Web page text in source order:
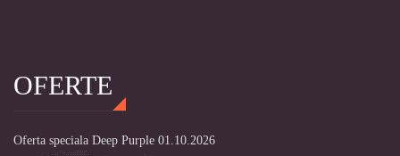
OFERTE
Oferta speciala Deep Purple 01.10.2026